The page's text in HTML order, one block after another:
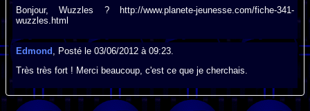
Bonjour, Wuzzles ? http://www.planete-jeunesse.com/fiche-341-
wuzzles.html
Edmond , Posté le 03/06/2012 à 09:23.
Très très fort ! Merci beaucoup, c'est ce que je cherchais.